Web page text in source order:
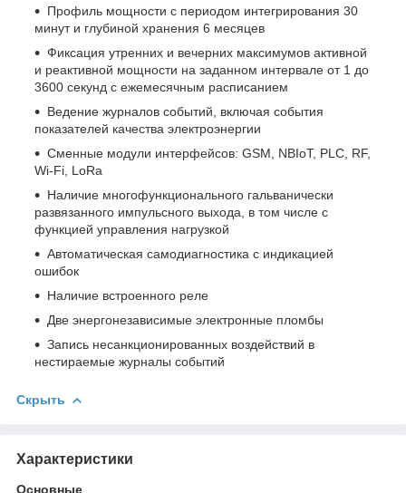
Профиль мощности с периодом интегрирования 30
минут и глубиной хранения 6 месяцев
Фиксация утренних и вечерних максимумов активной
и реактивной мощности на заданном интервале от 1 до
3600 секунд с ежемесячным расписанием
Ведение журналов событий, включая события
показателей качества электроэнергии
Сменные модули интерфейсов: GSM, NBIoT, PLC, RF,
Wi-Fi, LoRa
Наличие многофункционального гальванически
развязанного импульсного выхода, в том числе с
функцией управления нагрузкой
Автоматическая самодиагностика с индикацией
ошибок
Наличие встроенного реле
Две энергонезависимые электронные пломбы
Запись несанкционированных воздействий в
нестираемые журналы событий
Скрыть
Характеристики
Основные